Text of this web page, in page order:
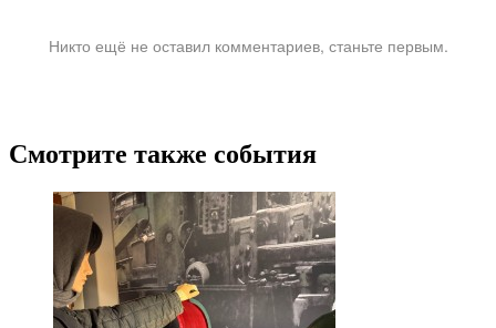
Никто ещё не оставил комментариев, станьте первым.
Смотрите также события